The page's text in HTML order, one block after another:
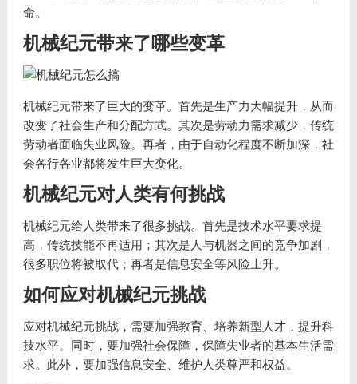
命。
机械纪元带来了哪些变革
机械纪元带来了巨大的变革。首先是生产力大幅提升，从而
改变了社会生产和分配方式。其次是劳动力需求减少，传统
劳动者面临失业风险。再者，由于自动化程度不断加深，社
会各行各业都将发生巨大变化。
机械纪元对人类有何挑战
机械纪元给人类带来了很多挑战。首先是技术水平要求提
高，传统技能不再适用；其次是人与机器之间的竞争加剧，
很多职位将被取代；再者是信息安全等风险上升。
如何应对机械纪元挑战
应对机械纪元挑战，需要加强教育、培养新型人才，提升科
技水平。同时，要加强社会保障，保障失业者的基本生活需
求。此外，要加强信息安全、维护人类尊严和权益。